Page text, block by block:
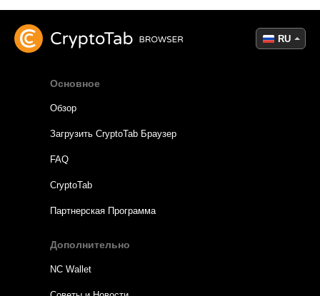
Основное
Обзор
Загрузить CryptoTab Браузер
FAQ
CryptoTab
Партнерская Программа
Дополнительно
NC Wallet
RU